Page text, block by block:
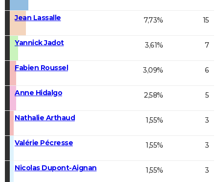
Jean Lassalle 7,73% 15
Yannick Jadot 3,61% 7
Fabien Roussel 3,09% 6
Anne Hidalgo 2,58% 5
Nathalie Arthaud 1,55% 3
Valérie Pécresse 1,55% 3
Nicolas Dupont-Aignan 1,55% 3